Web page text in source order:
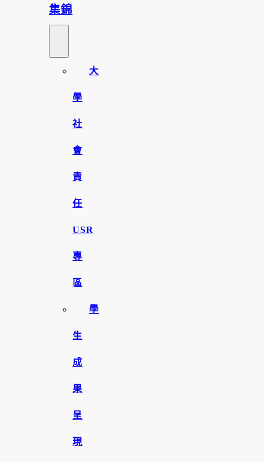
集錦
大
學
社
會
責
任
USR
專
區
學
生
成
果
呈
現